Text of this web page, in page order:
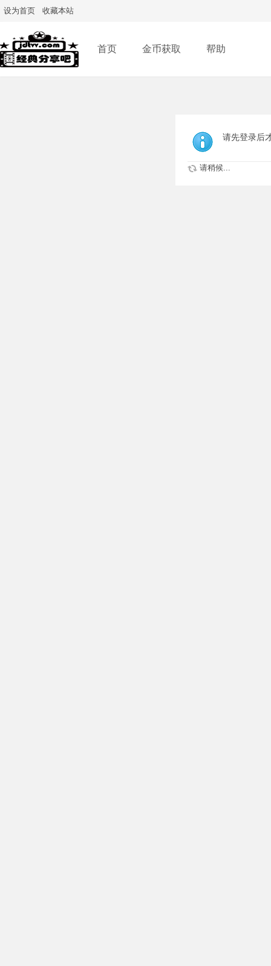
设为首页 收藏本站
首页 金币获取 帮助
请先登录后
请稍候...